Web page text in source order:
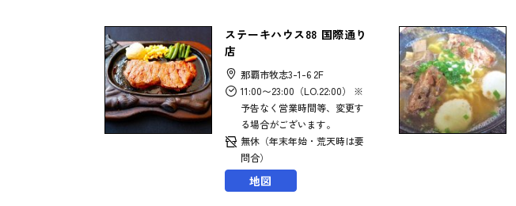
ステーキハウス88 国際通り
店
那覇市牧志3-1-6 2F
11:00〜23:00（LO.22:00） ※
予告なく営業時間等、変更す
る場合がございます。
無休（年末年始・荒天時は要
問合）
地図